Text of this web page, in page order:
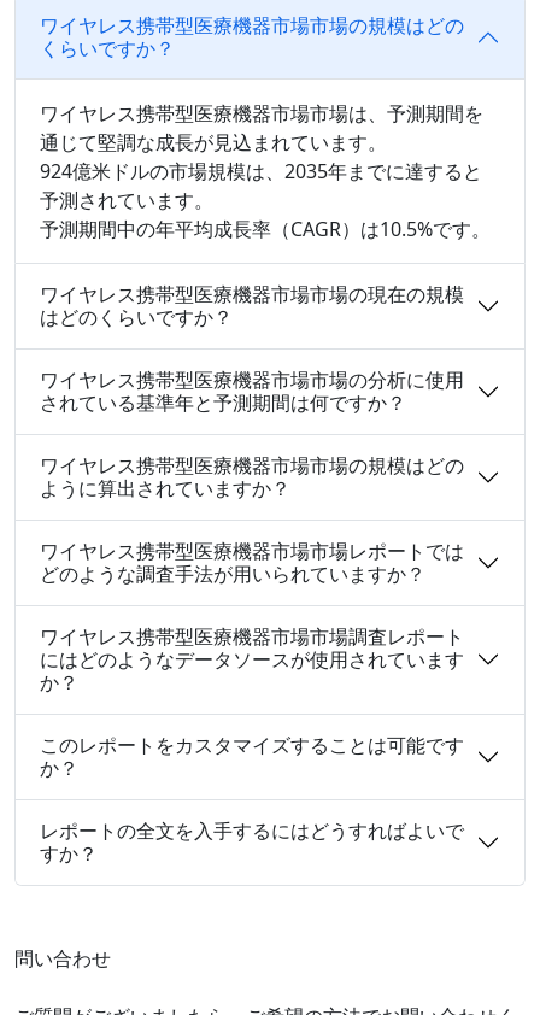
ワイヤレス携帯型医療機器市場市場の規模はどの
くらいですか？
ワイヤレス携帯型医療機器市場市場は、予測期間を
通じて堅調な成長が見込まれています。
924億米ドルの市場規模は、2035年までに達すると
予測されています。
予測期間中の年平均成長率（CAGR）は10.5%です。
ワイヤレス携帯型医療機器市場市場の現在の規模
はどのくらいですか？
ワイヤレス携帯型医療機器市場市場の分析に使用
されている基準年と予測期間は何ですか？
ワイヤレス携帯型医療機器市場市場の規模はどの
ように算出されていますか？
ワイヤレス携帯型医療機器市場市場レポートでは
どのような調査手法が用いられていますか？
ワイヤレス携帯型医療機器市場市場調査レポート
にはどのようなデータソースが使用されています
か？
このレポートをカスタマイズすることは可能です
か？
レポートの全文を入手するにはどうすればよいで
すか？
問い合わせ